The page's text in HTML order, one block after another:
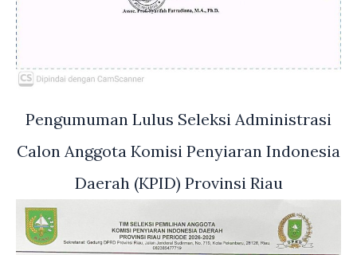
Pengumuman Lulus Seleksi Administrasi
Calon Anggota Komisi Penyiaran Indonesia
Daerah (KPID) Provinsi Riau